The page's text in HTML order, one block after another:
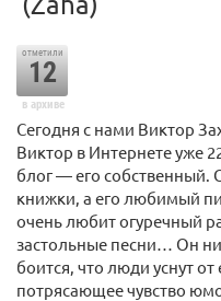
отметили
12
в архиве
Сегодня с нами Виктор
Виктор в Интернете уже
блог — его собственный.
книжки, а его любимый
очень любит огуречный
застольные песни… Он
боится, что люди уснут
потрясающее чувство